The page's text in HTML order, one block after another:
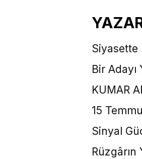
Siyasette
Bir
KUMAR
15
Sinyal